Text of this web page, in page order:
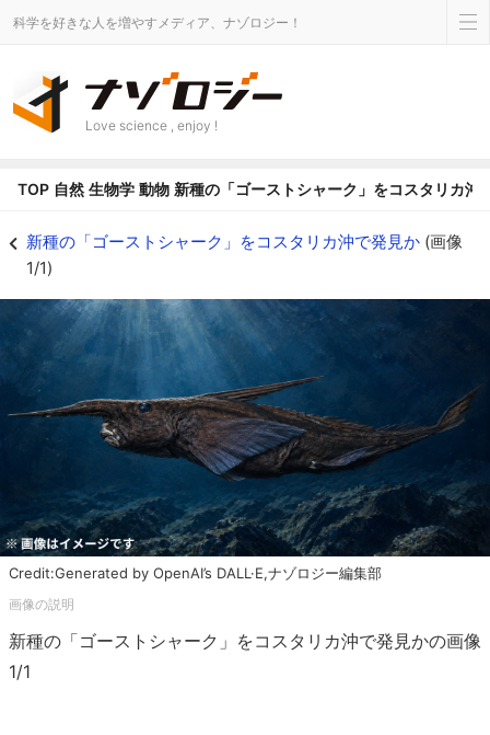
科学を好きな人を増やすメディア、ナゾロジー！
Love science , enjoy !
TOP 自然 生物学 動物 新種の「ゴーストシャーク」をコスタリカ沖
新種の「ゴーストシャーク」をコスタリカ沖で発見か (画像
1/1)
Credit:Generated by OpenAI’s DALL·E,ナゾロジー編集部
新種の「ゴーストシャーク」をコスタリカ沖で発見かの画像
1/1